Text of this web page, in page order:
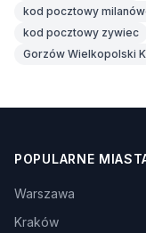
kod pocztowy
kod pocztowy zywiec
Gorzów Wielkopolski
POPULARNE
Warszawa
Kraków